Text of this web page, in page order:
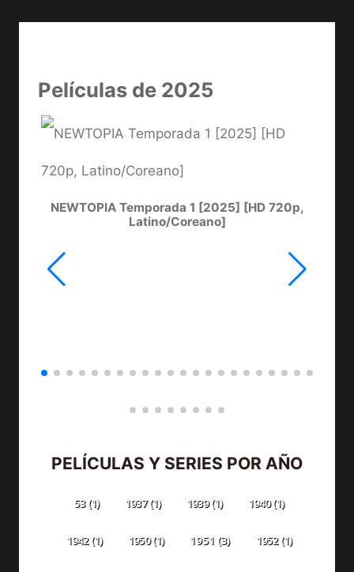
Películas de 2025
NEWTOPIA Temporada 1 [2025] [HD 720p,
Latino/Coreano]
PELÍCULAS Y SERIES POR AÑO
53(1) 1937(1) 1939(1) 1940(1)
1942(1) 1950(1) 1951 (3) 1952(1)